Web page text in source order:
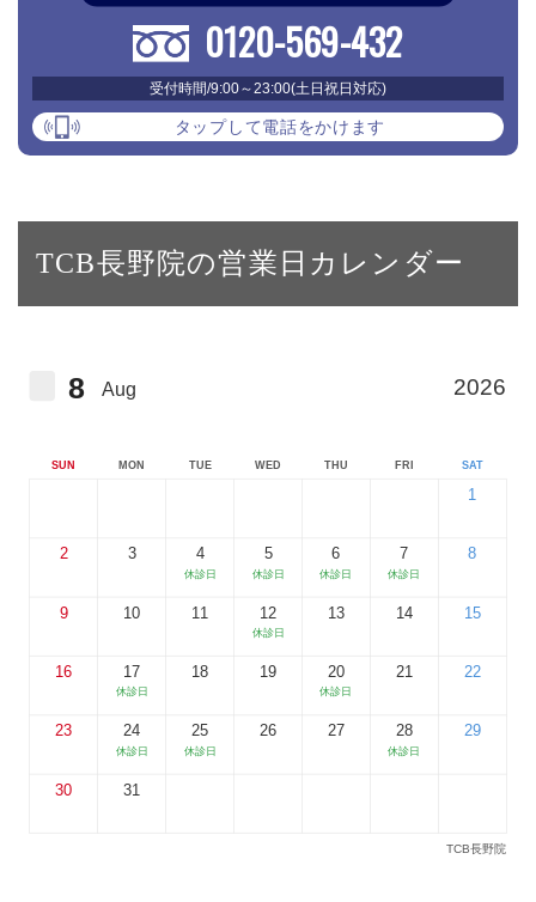
0120-569-432
受付時間/9:00～23:00(土日祝日対応)
タップして電話をかけます
TCB長野院の営業日カレンダー